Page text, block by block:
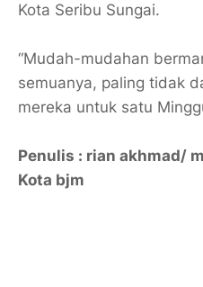
Kota Seribu Sungai.
“Mudah-mudahan
semuanya, paling tidak
mereka untuk satu
Penulis : rian akhmad/
Kota bjm